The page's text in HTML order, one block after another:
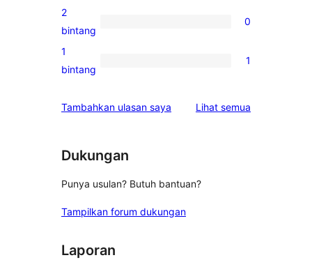
ulasan
3-
0
ulasan
2-
2
bintang
0
1
1-
1
bintang
1
Tambahkan ulasan saya Lihat semua
Dukungan
Punya usulan? Butuh bantuan?
Tampilkan forum dukungan
Laporan